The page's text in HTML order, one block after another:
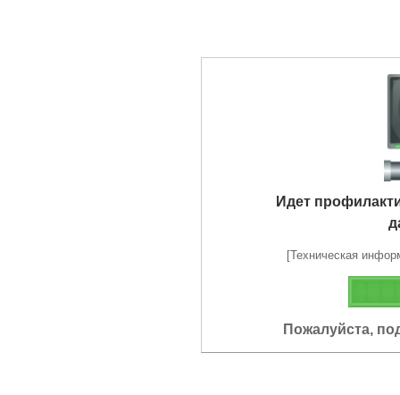
Идет
[Техническая
Пожалуйста,